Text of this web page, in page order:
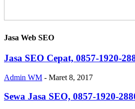
Jasa Web SEO
Jasa SEO Cepat, 0857-1920-
Admin WM - Maret 8, 2017
Sewa Jasa SEO, 0857-1920-